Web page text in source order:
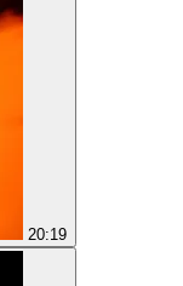
20:19